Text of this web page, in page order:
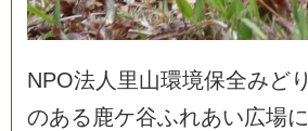
NPO法人 里山環境保全みどり
のある鹿ケ谷ふれあい広場に